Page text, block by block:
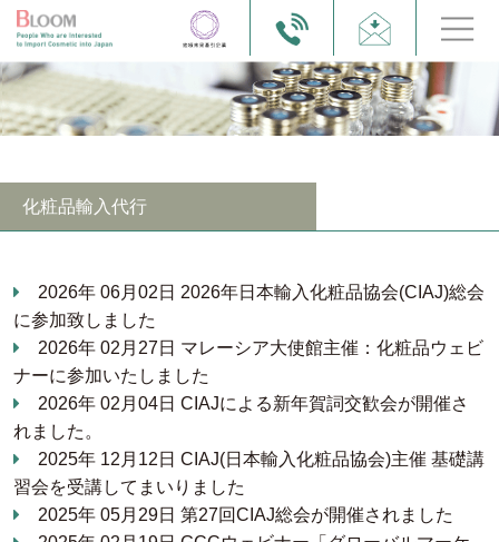
化粧品輸入代行
2026年 06月02日 2026年日本輸入化粧品協会(CIAJ)総会
に参加致しました
2026年 02月27日 マレーシア大使館主催：化粧品ウェビ
ナーに参加いたしました
2026年 02月04日 CIAJによる新年賀詞交歓会が開催さ
れました。
2025年 12月12日 CIAJ(日本輸入化粧品協会)主催 基礎講
習会を受講してまいりました
2025年 05月29日 第27回CIAJ総会が開催されました